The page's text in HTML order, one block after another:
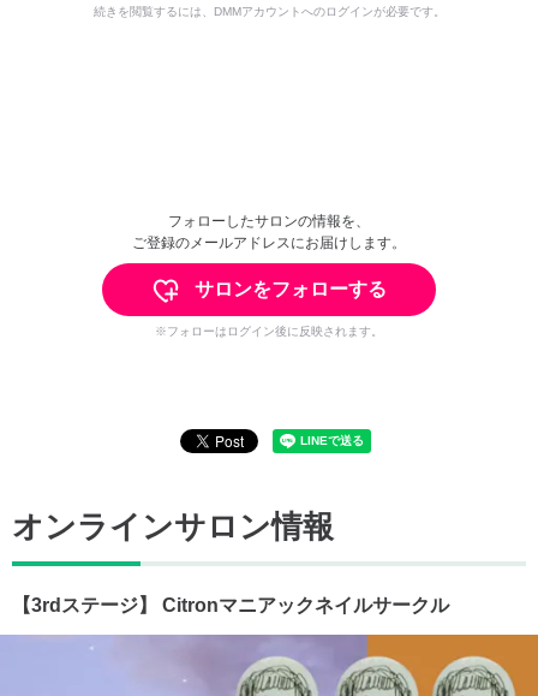
続きを閲覧するには、DMMアカウントへのログインが必要です。
フォローしたサロンの情報を、
ご登録のメールアドレスにお届けします。
サロンをフォローする
※フォローはログイン後に反映されます。
オンラインサロン情報
【3rdステージ】 Citronマニアックネイルサークル